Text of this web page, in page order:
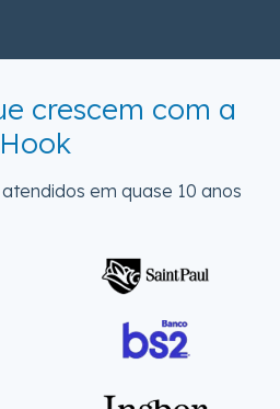
crescem com a
Hook
em quase 10 anos